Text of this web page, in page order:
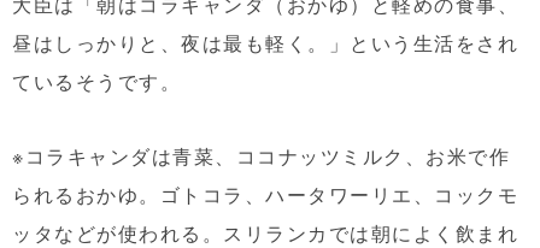
昼はしっかりと、夜は最も軽く。」という生活をされ
ているそうです。
※コラキャンダは青菜、ココナッツミルク、お米で作
られるおかゆ。ゴトコラ、ハータワーリエ、コックモ
ッタなどが使われる。スリランカでは朝によく飲まれ